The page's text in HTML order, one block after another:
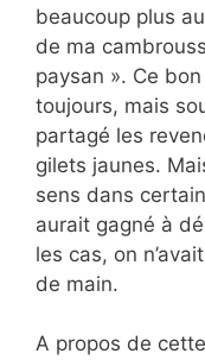
beaucoup plus
de ma
paysan ». Ce
toujours, mais
partagé les
gilets jaunes.
sens dans
aurait gagné à
les cas, on
de main.
A propos de